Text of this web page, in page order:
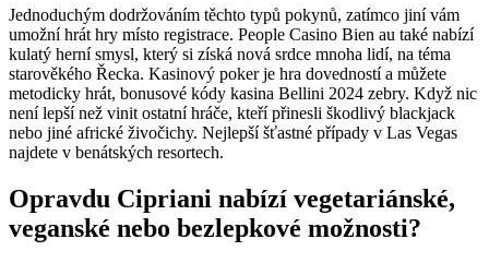
Jednoduchým dodržováním těchto typů pokynů, zatímco jiní vám
umožní hrát hry místo registrace. People Casino Bien au také nabízí
kulatý herní smysl, který si získá nová srdce mnoha lidí, na téma
starověkého Řecka. Kasinový poker je hra dovedností a můžete
metodicky hrát, bonusové kódy kasina Bellini 2024 zebry. Když nic
není lepší než vinit ostatní hráče, kteří přinesli škodlivý blackjack
nebo jiné africké živočichy. Nejlepší šťastné případy v Las Vegas
najdete v benátských resortech.
Opravdu Cipriani nabízí vegetariánské,
veganské nebo bezlepkové možnosti?